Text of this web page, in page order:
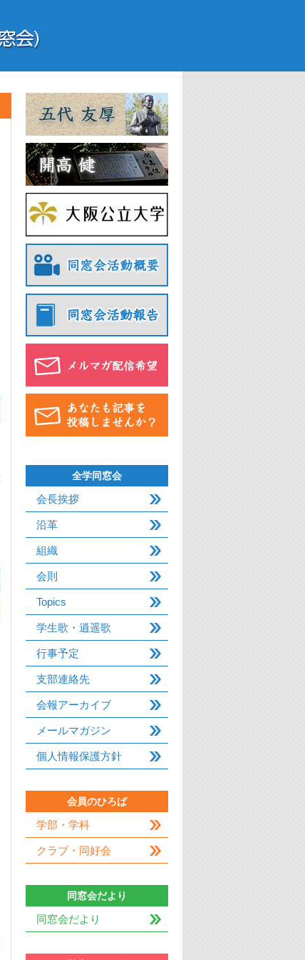
全学同窓会
会長挨拶
沿革
組織
会則
Topics
学生歌・逍遥歌
行事予定
支部連絡先
会報アーカイブ
メールマガジン
個人情報保護方針
会員のひろば
学部・学科
クラブ・同好会
同窓会だより
同窓会だより